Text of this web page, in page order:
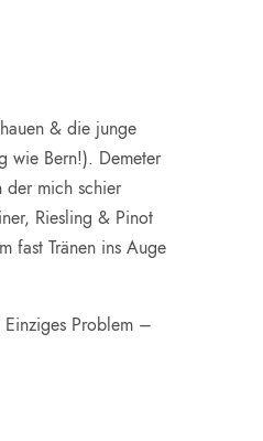
& die junge
wie Bern!). Demeter
der mich schier
Riesling & Pinot
fast Tränen ins Auge
Problem –